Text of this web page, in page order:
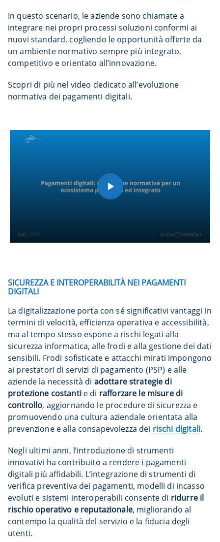
In questo scenario, le aziende sono chiamate a
integrare nei propri processi soluzioni conformi ai
nuovi standard, cogliendo le opportunità offerte da
un ambiente normativo sempre più integrato,
competitivo e orientato all’innovazione.
Scopri di più nel video dedicato all’evoluzione
normativa dei pagamenti digitali.
SICUREZZA E INTEROPERABILITÀ NEI PAGAMENTI
DIGITALI
La digitalizzazione porta con sé significativi vantaggi in
termini di velocità, efficienza operativa e accessibilità,
ma al tempo stesso espone a rischi legati alla
sicurezza informatica, alle frodi e alla gestione dei dati
sensibili. Frodi sofisticate e attacchi mirati impongono
ai prestatori di servizi di pagamento (PSP) e alle
aziende la necessità di adottare strategie di
protezione costanti e di rafforzare le misure di
controllo, aggiornando le procedure di sicurezza e
promuovendo una cultura aziendale orientata alla
prevenzione e alla consapevolezza dei rischi digitali.
Negli ultimi anni, l’introduzione di strumenti
innovativi ha contribuito a rendere i pagamenti
digitali più affidabili. L’integrazione di strumenti di
verifica preventiva dei pagamenti, modelli di incasso
evoluti e sistemi interoperabili consente di ridurre il
rischio operativo e reputazionale, migliorando al
contempo la qualità del servizio e la fiducia degli
utenti.